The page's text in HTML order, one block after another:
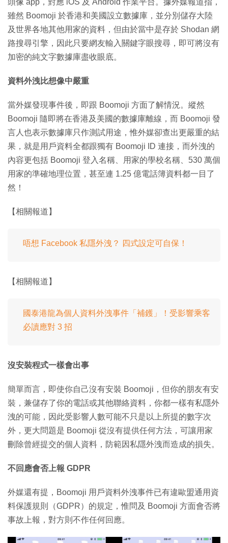
雖然 Boomoji 於香港和美國設立數據庫，並分別儲存大陸
及世界各地其他用家的資料，但由於當中是存於 Shodan 網
路搜尋引擎，因此只要網友輸入關鍵字眼搜尋，即可將沒有
加密的純文字數據庫盡收眼底。
資料外洩比想像中嚴重
當外媒發現事件後，即跟 Boomoji 方面了解情況。縱然
Boomoji 隨即將在香港及美國的數據庫離線，而 Boomoji 發
言人也表示數據庫只作測試用途，惟外媒卻查出更嚴重的結
果，就是用戶資料全都跟獨有 Boomoji ID 連接，而外洩的
內容更包括 Boomoji 登入名稱、用家的學校名稱、530 萬個
用家的準確地理位置，甚至連 1.25 億電話簿資料都一目了
然！
【相關報道】
唔想 Facebook 私隱外洩？ 四式設定可自保！
【相關報道】
國泰港龍為個人資料外洩事件「補鑊」！受影響乘客
必讀應對 3 招
沒安裝程式一樣會出事
簡單而言，即使你自己沒有安裝 Boomoji，但你的朋友有安
裝，兼儲存了你的電話或其他聯絡資料，你都一樣有私隱外
洩的可能，因此受影響人數可能不只是以上所提的數字次
外，更大問題是 Boomoji 從沒有提供任何方法，可讓用家
刪除曾經提交的個人資料，防範因私隱外洩而造成的損失。
不回應會否上報 GDPR
外媒還有提，Boomoji 用戶資料外洩事件已有違歐盟通用資
料保護規則（GDPR）的規定，惟問及 Boomoji 方面會否將
事故上報，對方則不作任何回應。